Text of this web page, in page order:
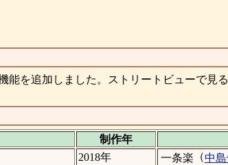
能を追加しました。ストリートビューで見
制作年
2018年 一条楽 （中島